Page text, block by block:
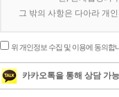
그 밖의 사항은 다아라 개
위 개인정보 수집 및 이용에 동의합
카카오톡을 통해 상담 가